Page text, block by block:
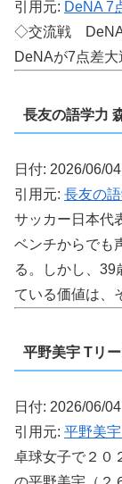
引用元: DeNA 7
◇交流戦
DeNAが7点差大
長友の語学力
日付: 2026/06/
引用元: 長友の
サッカー日本代
ベンチからでも
る。しかし、39
ている価値は、
平野美宇 Tリ
日付: 2026/06/
引用元: 平野美
卓球女子で２０